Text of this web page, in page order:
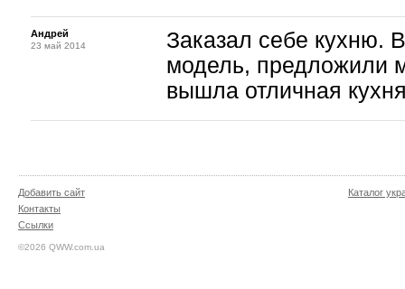
Андрей
23 май 2014
Заказал себе кухню.
модель, предложили
вышла отличная
Добавить сайт
Контакты
Ссылки
©2026 QWW.com.ua
Каталог